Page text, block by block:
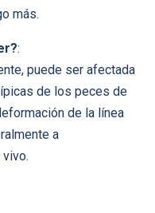
más.
:
puede ser afectada
de los peces de
de la línea
a